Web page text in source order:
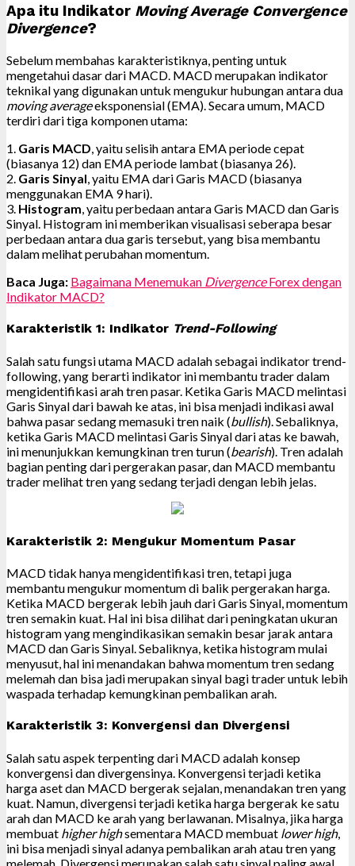
Apa itu Indikator Moving Average Convergence
Divergence?
Sebelum membahas karakteristiknya, penting untuk
mengetahui dasar dari MACD. MACD merupakan indikator
teknikal yang digunakan untuk mengukur hubungan antara dua
moving averageeksponensial (EMA). Secara umum, MACD
terdiri dari tiga komponen utama:
1. Garis MACD, yaitu selisih antara EMA periode cepat
(biasanya 12) dan EMA periode lambat (biasanya 26).
2. Garis Sinyal, yaitu EMA dari Garis MACD (biasanya
menggunakan EMA 9 hari).
3. Histogram, yaitu perbedaan antara Garis MACD dan Garis
Sinyal. Histogram ini memberikan visualisasi seberapa besar
perbedaan antara dua garis tersebut, yang bisa membantu
dalam melihat perubahan momentum.
Baca Juga: Bagaimana Menemukan DivergenceForex dengan
Indikator MACD?
Karakteristik 1: Indikator Trend-Following
Salah satu fungsi utama MACD adalah sebagai indikator trend-
following, yang berarti indikator ini membantu trader dalam
mengidentifikasi arah tren pasar. Ketika Garis MACD melintasi
Garis Sinyal dari bawah ke atas, ini bisa menjadi indikasi awal
bahwa pasar sedang memasuki tren naik (bullish). Sebaliknya,
ketika Garis MACD melintasi Garis Sinyal dari atas ke bawah,
ini menunjukkan kemungkinan tren turun (bearish). Tren adalah
bagian penting dari pergerakan pasar, dan MACD membantu
trader melihat tren yang sedang terjadi dengan lebih jelas.
Karakteristik 2: Mengukur Momentum Pasar
MACD tidak hanya mengidentifikasi tren, tetapi juga
membantu mengukur momentum di balik pergerakan harga.
Ketika MACD bergerak lebih jauh dari Garis Sinyal, momentum
tren semakin kuat. Hal ini bisa dilihat dari peningkatan ukuran
histogram yang mengindikasikan semakin besar jarak antara
MACD dan Garis Sinyal. Sebaliknya, ketika histogram mulai
menyusut, hal ini menandakan bahwa momentum tren sedang
melemah dan bisa jadi merupakan sinyal bagi trader untuk lebih
waspada terhadap kemungkinan pembalikan arah.
Karakteristik 3: Konvergensi dan Divergensi
Salah satu aspek terpenting dari MACD adalah konsep
konvergensi dan divergensinya. Konvergensi terjadi ketika
harga aset dan MACD bergerak sejalan, menandakan tren yang
kuat. Namun, divergensi terjadi ketika harga bergerak ke satu
arah dan MACD ke arah yang berlawanan. Misalnya, jika harga
membuat higher highsementara MACD membuat lower high,
ini bisa menjadi sinyal adanya pembalikan arah atau tren yang
melemah. Divergensi merupakan salah satu sinyal paling awal